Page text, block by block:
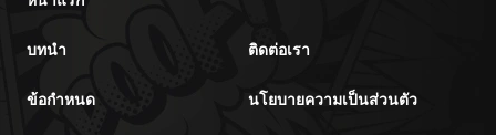
บทนำ ติดต่อเรา
ข้อกำหนด นโยบายความเป็นส่วนตัว